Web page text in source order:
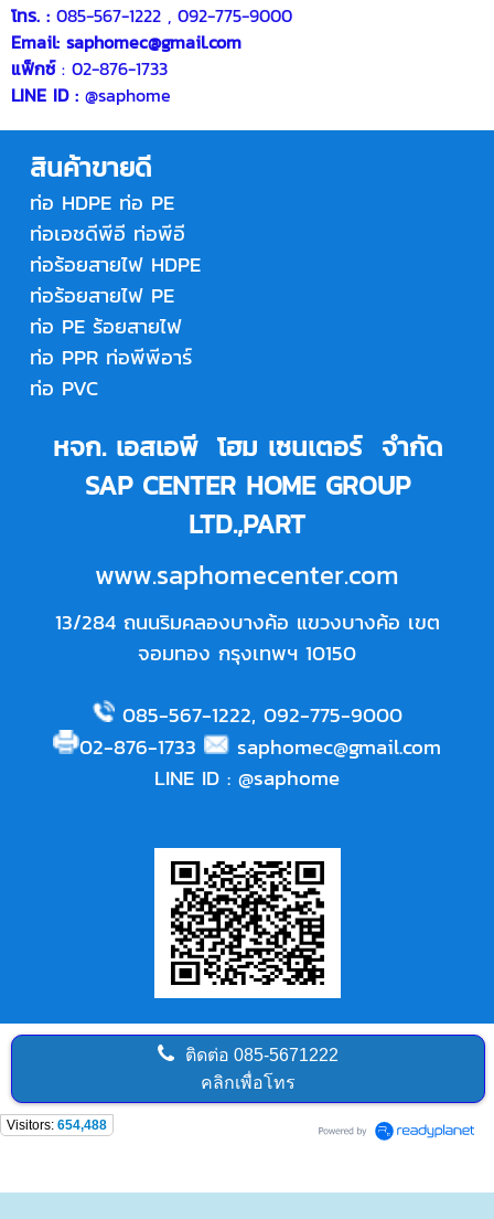
โทร. : 085-567-1222 , 092-775-9000
Email: saphomec@gmail.com
แฟ็กซ์ : 02-876-1733
LINE ID : @saphome
สินค้าขายดี
ท่อ HDPE ท่อ PE
ท่อเอชดีพีอี ท่อพีอี
ท่อร้อยสายไฟ HDPE
ท่อร้อยสายไฟ PE
ท่อ PE ร้อยสายไฟ
ท่อ PPR ท่อพีพีอาร์
ท่อ PVC
หจก. เอสเอพี โฮม เซนเตอร์ จำกัด
SAP CENTER HOME GROUP
LTD.,PART
www.saphomecenter.com
13/284 ถนนริมคลองบางค้อ แขวงบางค้อ เขต
จอมทอง กรุงเทพฯ 10150
085-567-1222, 092-775-9000
02-876-1733
saphomec@gmail.com
LINE ID : @saphome
ติดต่อ 085-5671222
คลิกเพื่อโทร
Visitors: 654,488